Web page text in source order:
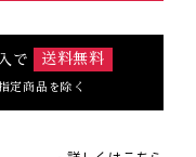
で 送料無料
商品を除く